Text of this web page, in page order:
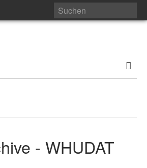
- WHUDAT